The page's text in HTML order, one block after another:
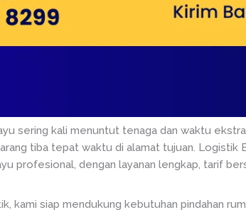
sering kali menuntut tenaga dan waktu
tiba tepat waktu di alamat tujuan. Logistik
profesional, dengan layanan lengkap, tarif
kami siap mendukung kebutuhan pindahan